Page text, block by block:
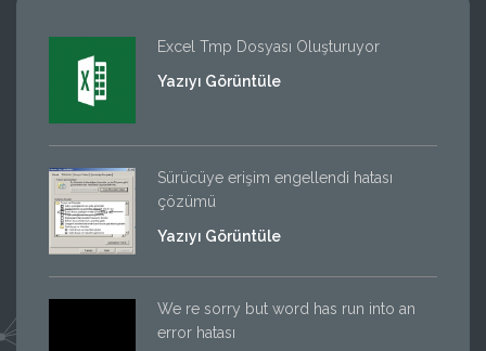
Excel Tmp Dosyası Oluşturuyor
Yazıyı Görüntüle
Sürücüye erişim engellendi hatası
çözümü
Yazıyı Görüntüle
We re sorry but word has run into an
error hatası